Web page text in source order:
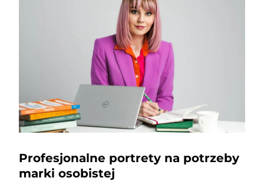
Profesjonalne portrety na potrzeby
marki osobistej